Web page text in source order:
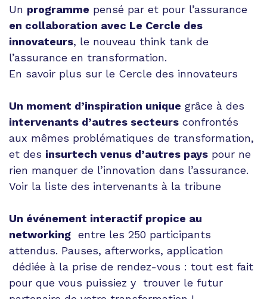
Un programme pensé par et pour l’assurance
en collaboration avec Le Cercle des
innovateurs, le nouveau think tank de
l’assurance en transformation.
En savoir plus sur le Cercle des innovateurs
Un moment d’inspiration unique grâce à des
intervenants d’autres secteurs confrontés
aux mêmes problématiques de transformation,
et des insurtech venus d’autres pays pour ne
rien manquer de l’innovation dans l’assurance.
Voir la liste des intervenants à la tribune
Un événement interactif propice au
networking entre les 250 participants
attendus. Pauses, afterworks, application
dédiée à la prise de rendez-vous : tout est fait
pour que vous puissiez y trouver le futur